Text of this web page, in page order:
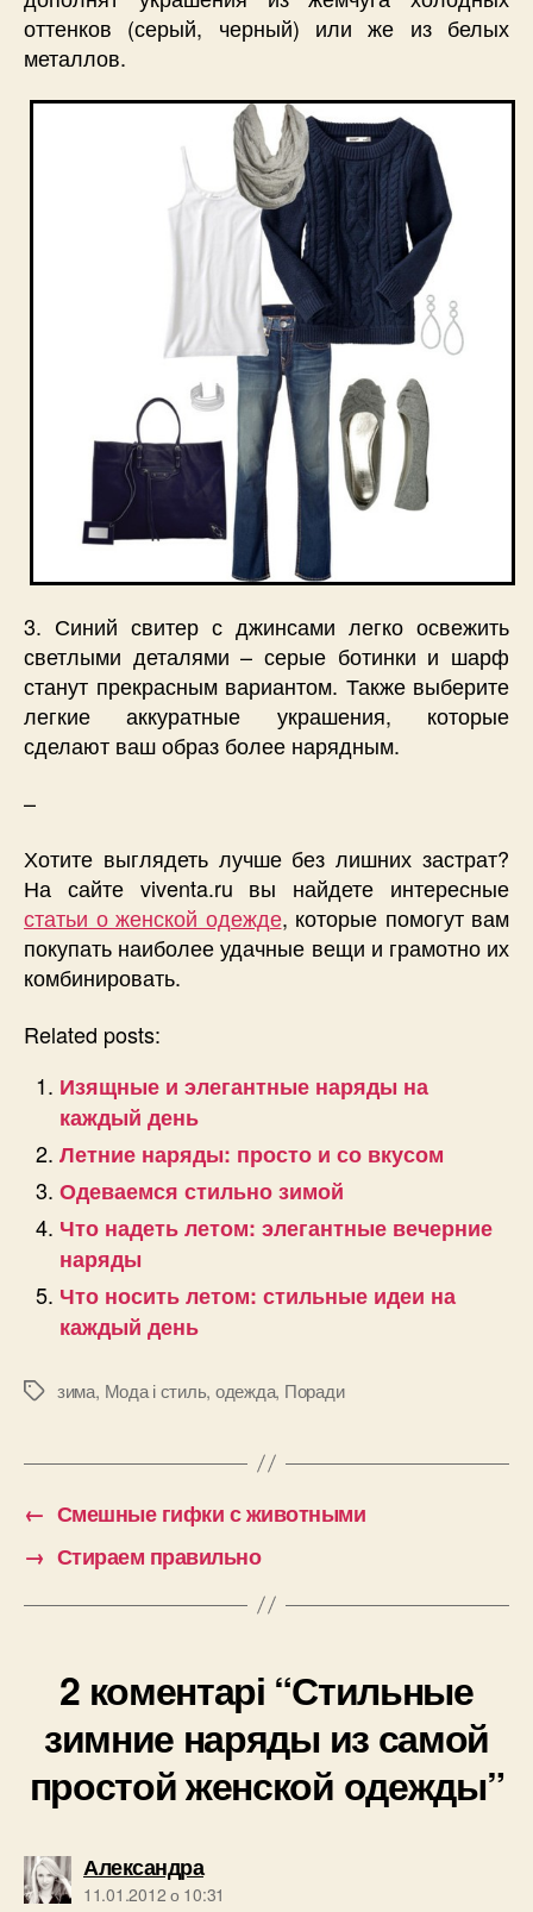
оттенков (серый, черный) или же из белых
металлов.
3. Синий свитер с джинсами легко освежить
светлыми деталями – серые ботинки и шарф
станут прекрасным вариантом. Также выберите
легкие аккуратные украшения, которые
сделают ваш образ более нарядным.
–
Хотите выглядеть лучше без лишних застрат?
На сайте viventa.ru вы найдете интересные
статьи о женской одежде, которые помогут вам
покупать наиболее удачные вещи и грамотно их
комбинировать.
Related posts:
Изящные и элегантные наряды на
каждый день
Летние наряды: просто и со вкусом
Одеваемся стильно зимой
Что надеть летом: элегантные вечерние
наряды
Что носить летом: стильные идеи на
каждый день
Позначки
зима, Мода і стиль, одежда, Поради
← Смешные гифки с животными
→ Стираем правильно
2 коментарі “Стильные
зимние наряды из самой
простой женской одежды”
Александраговорить:
11.01.2012 о 10:31